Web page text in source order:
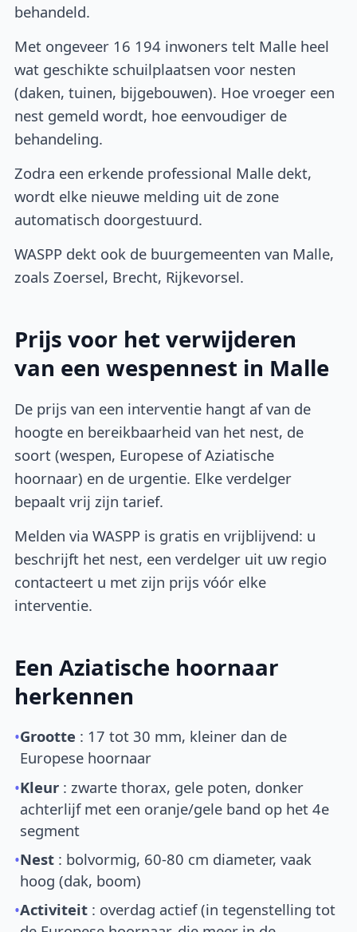
behandeld.
Met ongeveer 16 194 inwoners telt Malle heel
wat geschikte schuilplaatsen voor nesten
(daken, tuinen, bijgebouwen). Hoe vroeger een
nest gemeld wordt, hoe eenvoudiger de
behandeling.
Zodra een erkende professional Malle dekt,
wordt elke nieuwe melding uit de zone
automatisch doorgestuurd.
WASPP dekt ook de buurgemeenten van Malle,
zoals Zoersel, Brecht, Rijkevorsel.
Prijs voor het verwijderen
van een wespennest in Malle
De prijs van een interventie hangt af van de
hoogte en bereikbaarheid van het nest, de
soort (wespen, Europese of Aziatische
hoornaar) en de urgentie. Elke verdelger
bepaalt vrij zijn tarief.
Melden via WASPP is gratis en vrijblijvend: u
beschrijft het nest, een verdelger uit uw regio
contacteert u met zijn prijs vóór elke
interventie.
Een Aziatische hoornaar
herkennen
•Grootte : 17 tot 30 mm, kleiner dan de
Europese hoornaar
•Kleur : zwarte thorax, gele poten, donker
achterlijf met een oranje/gele band op het 4e
segment
•Nest : bolvormig, 60-80 cm diameter, vaak
hoog (dak, boom)
•Activiteit : overdag actief (in tegenstelling tot